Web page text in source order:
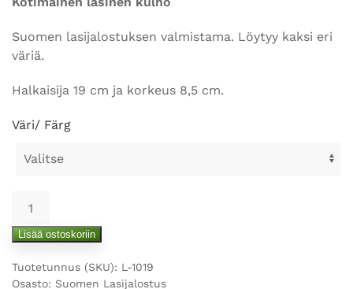
Suomen lasijalostuksen valmistama. Löytyy kaksi eri
väriä.
Halkaisija 19 cm ja korkeus 8,5 cm.
Väri/ Färg
määrä
Lisää ostoskoriin
Tuotetunnus (SKU): L-1019
Osasto: Suomen Lasijalostus